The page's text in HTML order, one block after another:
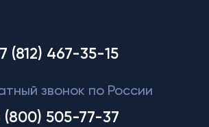
(812) 467-35-15
звонок по России
(800) 505-77-37